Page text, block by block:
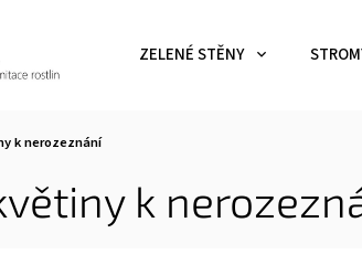
ZELENÉ STĚNY
k nerozeznání
k